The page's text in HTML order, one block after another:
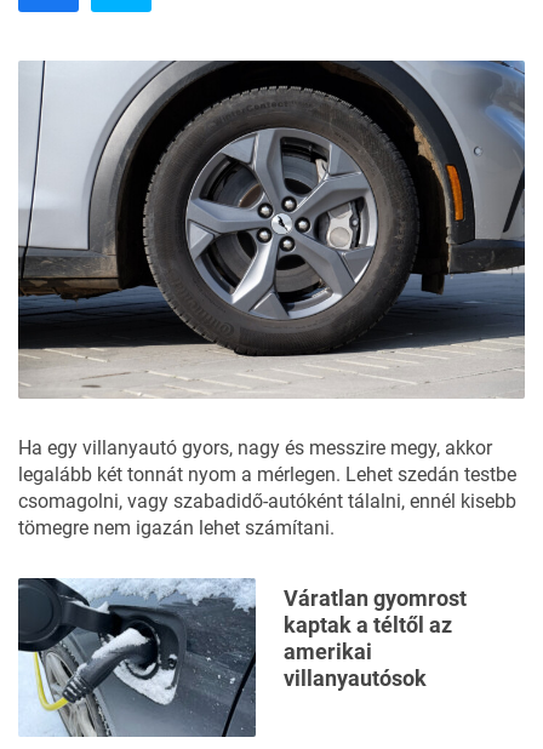
Ha egy villanyautó gyors, nagy és messzire megy, akkor
legalább két tonnát nyom a mérlegen. Lehet szedán testbe
csomagolni, vagy szabadidő-autóként tálalni, ennél kisebb
tömegre nem igazán lehet számítani.
Váratlan gyomrost
kaptak a téltől az
amerikai
villanyautósok